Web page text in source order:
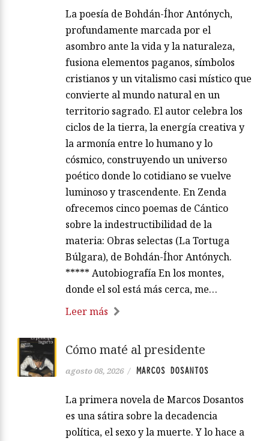
La poesía de Bohdán-Íhor Antónych,
profundamente marcada por el
asombro ante la vida y la naturaleza,
fusiona elementos paganos, símbolos
cristianos y un vitalismo casi místico que
convierte al mundo natural en un
territorio sagrado. El autor celebra los
ciclos de la tierra, la energía creativa y
la armonía entre lo humano y lo
cósmico, construyendo un universo
poético donde lo cotidiano se vuelve
luminoso y trascendente. En Zenda
ofrecemos cinco poemas de Cántico
sobre la indestructibilidad de la
materia: Obras selectas (La Tortuga
Búlgara), de Bohdán-Íhor Antónych.
***** Autobiografía En los montes,
donde el sol está más cerca, me…
Leer más
Cómo maté al presidente
agosto 08, 2026 / MARCOS DOSANTOS
La primera novela de Marcos Dosantos
es una sátira sobre la decadencia
política, el sexo y la muerte. Y lo hace a